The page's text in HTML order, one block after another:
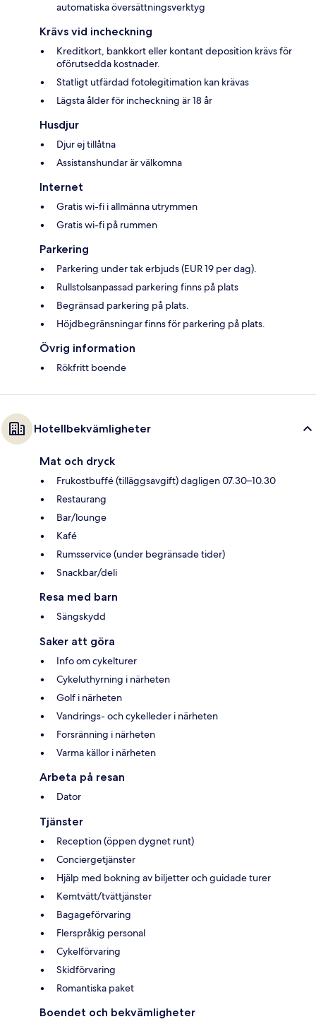
automatiska översättningsverktyg
Krävs vid incheckning
Kreditkort, bankkort eller kontant deposition krävs för
oförutsedda kostnader.
Statligt utfärdad fotolegitimation kan krävas
Lägsta ålder för incheckning är 18 år
Husdjur
Djur ej tillåtna
Assistanshundar är välkomna
Internet
Gratis wi-fi i allmänna utrymmen
Gratis wi-fi på rummen
Parkering
Parkering under tak erbjuds (EUR 19 per dag).
Rullstolsanpassad parkering finns på plats
Begränsad parkering på plats.
Höjdbegränsningar finns för parkering på plats.
Övrig information
Rökfritt boende
Hotellbekvämligheter
Mat och dryck
Frukostbuffé (tilläggsavgift) dagligen 07.30–10.30
Restaurang
Bar/lounge
Kafé
Rumsservice (under begränsade tider)
Snackbar/deli
Resa med barn
Sängskydd
Saker att göra
Info om cykelturer
Cykeluthyrning i närheten
Golf i närheten
Vandrings- och cykelleder i närheten
Forsränning i närheten
Varma källor i närheten
Arbeta på resan
Dator
Tjänster
Reception (öppen dygnet runt)
Conciergetjänster
Hjälp med bokning av biljetter och guidade turer
Kemtvätt/tvättjänster
Bagageförvaring
Flerspråkig personal
Cykelförvaring
Skidförvaring
Romantiska paket
Boendet och bekvämligheter